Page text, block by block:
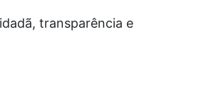
transparência e